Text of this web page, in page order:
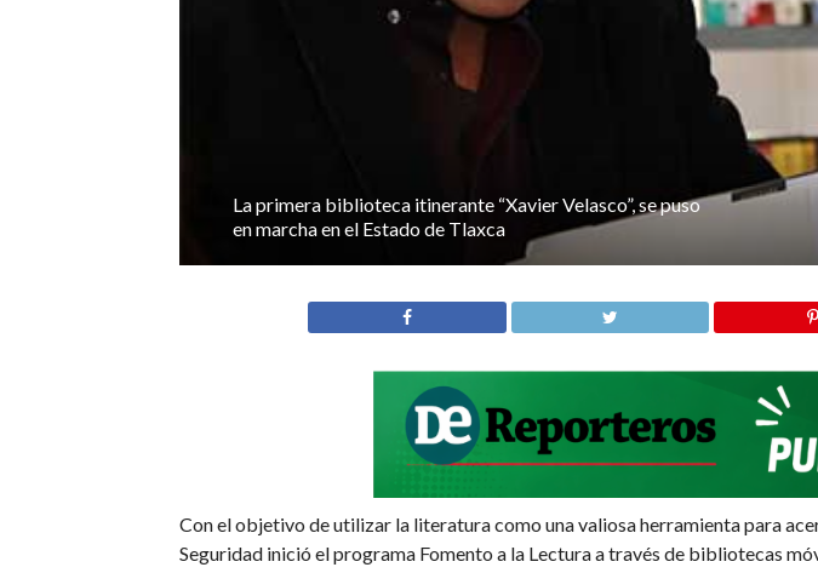
La primera biblioteca itinerante “Xavier Velasco”, se puso
en marcha en el Estado de Tlaxca
Con el objetivo de utilizar la literatura como una valiosa herramienta para
Seguridad inició el programa Fomento a la Lectura a través de bibliotecas